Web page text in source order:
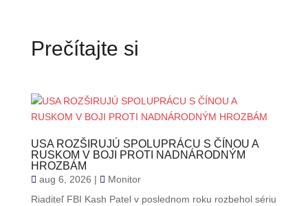
Prečítajte si
USA ROZŠIRUJÚ SPOLUPRÁCU S ČÍNOU A
RUSKOM V BOJI PROTI NADNÁRODNÝM
HROZBÁM
aug 6, 2026 |
Monitor
Riaditeľ FBI Kash Patel v poslednom roku rozbehol sériu